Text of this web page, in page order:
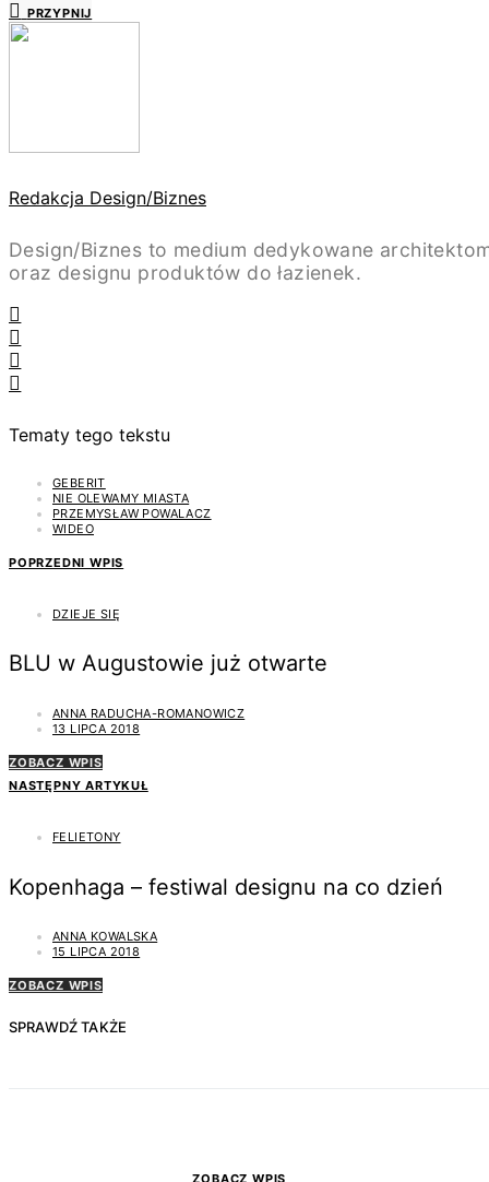
PRZYPNIJ
Redakcja Design/Biznes
Design/Biznes to medium dedykowane
oraz designu produktów do łazienek.
Tematy tego tekstu
GEBERIT
NIE OLEWAMY MIASTA
PRZEMYSŁAW POWALACZ
WIDEO
POPRZEDNI WPIS
DZIEJE SIĘ
BLU w Augustowie już otwarte
ANNA RADUCHA-ROMANOWICZ
13 LIPCA 2018
ZOBACZ WPIS
NASTĘPNY ARTYKUŁ
FELIETONY
Kopenhaga – festiwal designu na co dzień
ANNA KOWALSKA
15 LIPCA 2018
ZOBACZ WPIS
SPRAWDŹ TAKŻE
ZOBACZ WPIS